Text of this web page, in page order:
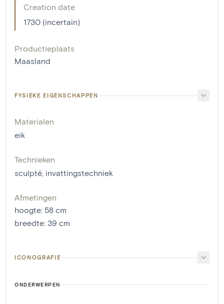
Creation date
1730 (incertain)
Productieplaats
Maasland
FYSIEKE EIGENSCHAPPEN
Materialen
eik
Technieken
sculpté, invattingstechniek
Afmetingen
hoogte: 58 cm
breedte: 39 cm
ICONOGRAFIE
ONDERWERPEN